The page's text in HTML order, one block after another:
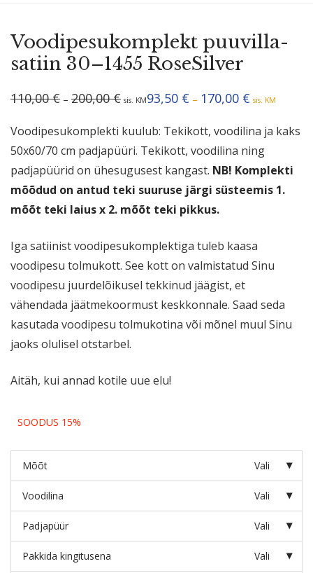
Voodi­pe­su­komplekt puuvil­la­
satiin 30–1455 RoseSilver
110,00€ – 200,00€Hinnavahemik:
110,00 €
200,00 €
sis. KM93,50 € – 170,00 € 93,50 €
170,00 €
sis. KM
Voodipesukomplekti kuulub: Tekikott, voodilina ja kaks
50x60/70 cm padjapüüri. Tekikott, voodilina ning
padjapüürid on ühesugusest kangast. NB! Komplekti
mõõdud on antud teki suuruse järgi süsteemis 1.
mõõt teki laius x 2. mõõt teki pikkus.
Iga satiinist voodipesukomplektiga tuleb kaasa
voodipesu tolmukott. See kott on valmistatud Sinu
voodipesu juurdelõikusel tekkinud jäägist, et
vähendada jäätmekoormust keskkonnale. Saad seda
kasutada voodipesu tolmukotina või mõnel muul Sinu
jaoks olulisel otstarbel.
Aitäh, kui annad kotile uue elu!
SOODUS 15%
Mõõt Vali
Voodilina Vali
Padjapüür Vali
Pakkida kingitusena Vali